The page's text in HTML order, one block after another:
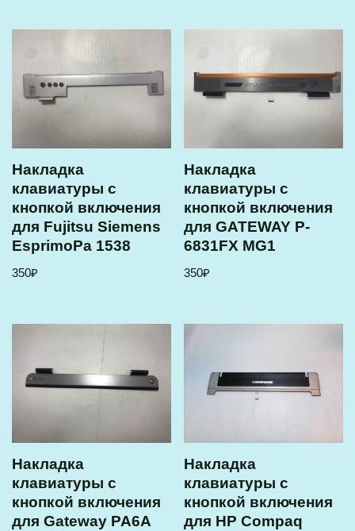
Накладка
клавиатуры с
кнопкой включения
для Fujitsu Siemens
EsprimoPa 1538
350₽
Накладка
клавиатуры с
кнопкой включения
для GATEWAY P-
6831FX MG1
350₽
Накладка
клавиатуры с
кнопкой включения
для Gateway PA6A
Накладка
клавиатуры с
кнопкой включения
для HP Compaq